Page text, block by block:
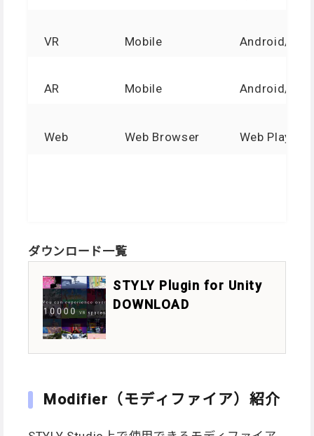
VR Mobile Android/
AR Mobile Android/
Web Web Browser Web Player
ダウンロード一覧
STYLY Plugin for Unity
DOWNLOAD
Modifier（モディファイア）紹介